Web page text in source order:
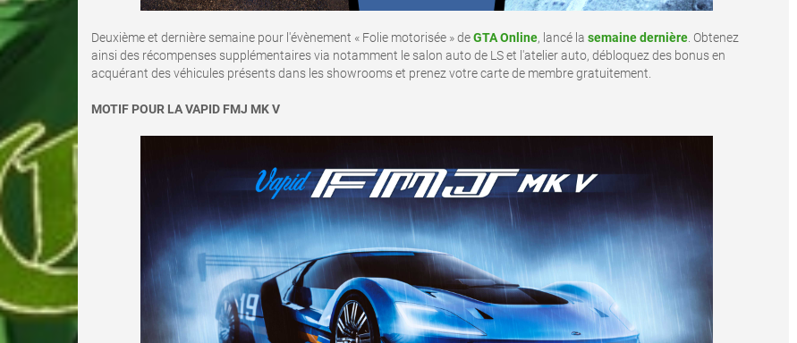
Deuxième et dernière semaine pour l'évènement « Folie motorisée » deGTA Online, lancé la semaine dernière . Obtenez
ainsi des récompenses supplémentaires via notamment le salon auto de LS et l'atelier auto, débloquez des bonus en
acquérant des véhicules présents dans les showrooms et prenez votre carte de membre gratuitement.
MOTIF POUR LA VAPID FMJ MK V